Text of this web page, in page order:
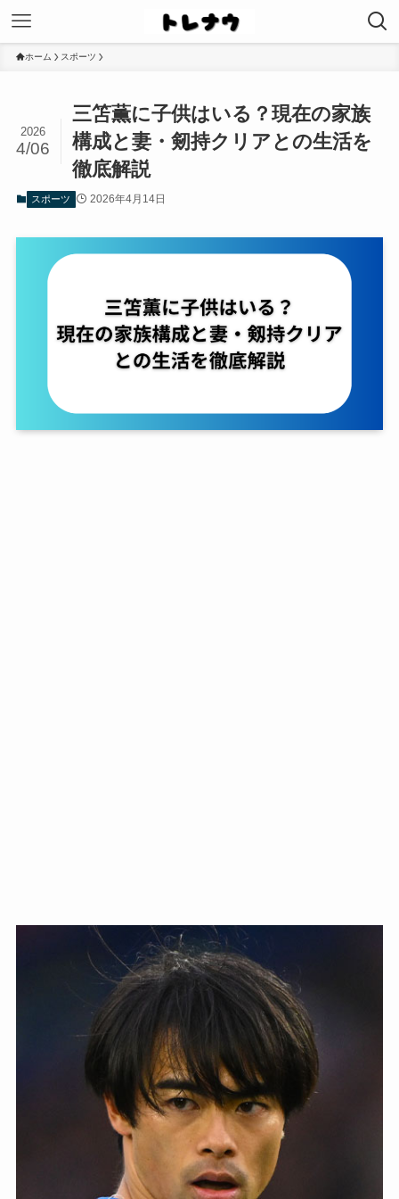
ホーム スポーツ
三笘薫に子供はいる？現在の家族
構成と妻・剱持クリアとの生活を
徹底解説
2026
4/06
スポーツ 2026年4月14日